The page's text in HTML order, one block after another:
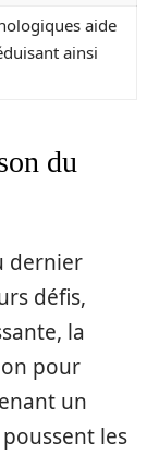
aide
ainsi
du
dernier
défis,
la
pour
un
les